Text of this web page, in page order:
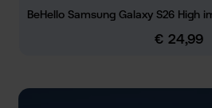
BeHello Samsung Galaxy S26
Normale prijs:
€ 24,99